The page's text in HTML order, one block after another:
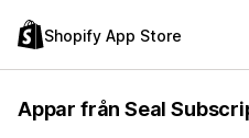
Shopify App Store
Appar från Seal